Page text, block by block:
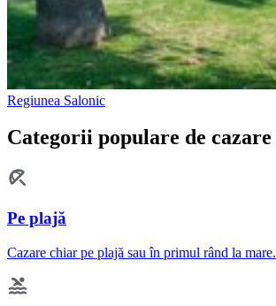
Regiunea Salonic
Categorii populare de cazare
Pe plajă
Cazare chiar pe plajă sau în primul rând la mare.